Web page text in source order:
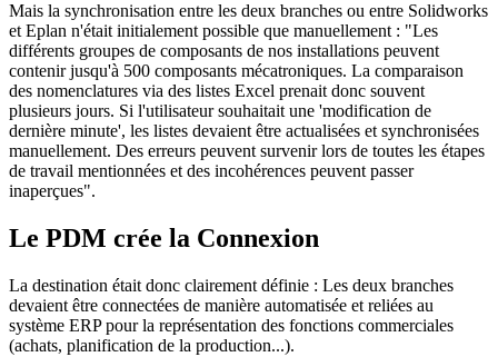
Mais la synchronisation entre les deux branches ou entre Solidworks
et Eplan n'était initialement possible que manuellement : "Les
différents groupes de composants de nos installations peuvent
contenir jusqu'à 500 composants mécatroniques. La comparaison
des nomenclatures via des listes Excel prenait donc souvent
plusieurs jours. Si l'utilisateur souhaitait une 'modification de
dernière minute', les listes devaient être actualisées et synchronisées
manuellement. Des erreurs peuvent survenir lors de toutes les étapes
de travail mentionnées et des incohérences peuvent passer
inaperçues".
Le PDM crée la Connexion
La destination était donc clairement définie : Les deux branches
devaient être connectées de manière automatisée et reliées au
système ERP pour la représentation des fonctions commerciales
(achats, planification de la production...).